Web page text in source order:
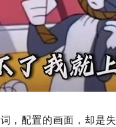
，配置的画面，却是